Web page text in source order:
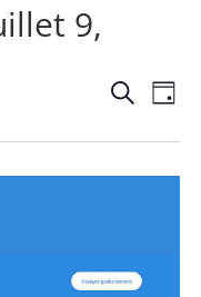
9,
de
Recherche
de
Jour